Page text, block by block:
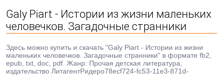
Galy Piart - Истории из жизни маленьких
человечков. Загадочные странники
Здесь можно купить и скачать "Galy Piart - Истории из жизни
маленьких человечков. Загадочные странники" в формате fb2,
epub, txt, doc, pdf. Жанр: Прочая детская литература,
издательство ЛитагентРидеро78ecf724-fc53-11e3-871d-